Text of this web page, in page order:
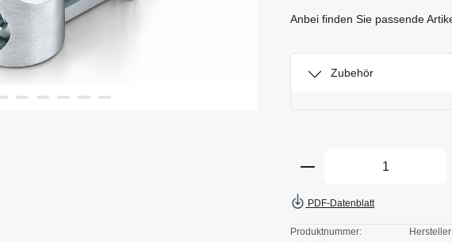
Anbei finden Sie passende
Zubehör
Produkt Anzahl:
PDF-Datenblatt
Produktnummer: